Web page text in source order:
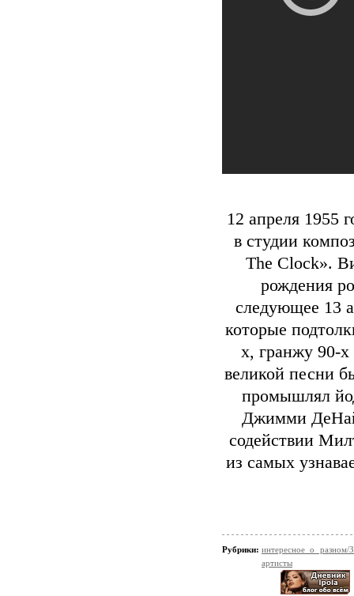
12 апреля 1955
в студии
The Clock».
рождения
следующее 13
которые
х, гранжу 90-
великой песни
промышлял
Джимми
содействии
из самых
Рубрики: интересное о
артисты